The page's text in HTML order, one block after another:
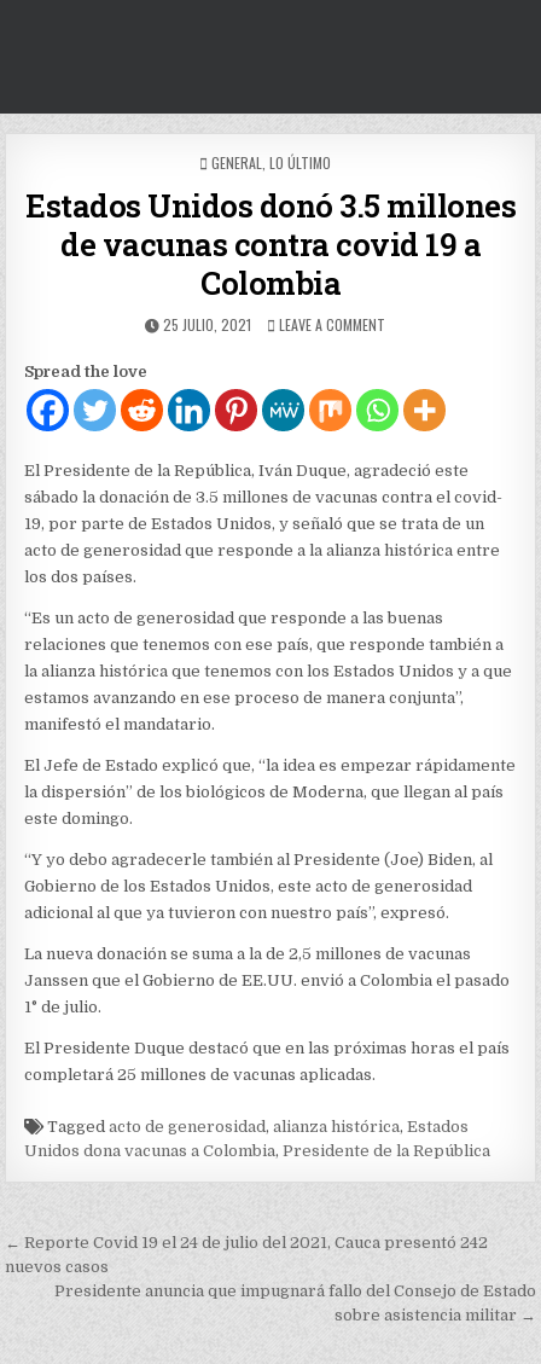
POSTED
GENERAL LO ÚLTIMO
Estados Unidos donó 3.5 millones
de vacunas contra covid 19 a
Colombia
PUBLISHED
25 JULIO, 2021 LEAVE A COMMENTON
DONÓ
3.5
MILLONES
VACUNAS
CONTRA
COVID
19
A
Spread the love
El Presidente de la República, Iván Duque, agradeció este
sábado la donación de 3.5 millones de vacunas contra el covid-
19, por parte de Estados Unidos, y señaló que se trata de un
acto de generosidad que responde a la alianza histórica entre
los dos países.
“Es un acto de generosidad que responde a las buenas
relaciones que tenemos con ese país, que responde también a
la alianza histórica que tenemos con los Estados Unidos y a que
estamos avanzando en ese proceso de manera conjunta”,
manifestó el mandatario.
El Jefe de Estado explicó que, “la idea es empezar rápidamente
la dispersión” de los biológicos de Moderna, que llegan al país
este domingo.
“Y yo debo agradecerle también al Presidente (Joe) Biden, al
Gobierno de los Estados Unidos, este acto de generosidad
adicional al que ya tuvieron con nuestro país”, expresó.
La nueva donación se suma a la de 2,5 millones de vacunas
Janssen que el Gobierno de EE.UU. envió a Colombia el pasado
1° de julio.
El Presidente Duque destacó que en las próximas horas el país
completará 25 millones de vacunas aplicadas.
Taggedacto de generosidad,alianza histórica,Estados
Unidos dona vacunas a Colombia,Presidente de la República
Navegación
de
← Reporte Covid 19 el 24 de julio del 2021, Cauca presentó 242
nuevos casos
Presidente anuncia que impugnará fallo del Consejo de Estado
sobre asistencia militar →